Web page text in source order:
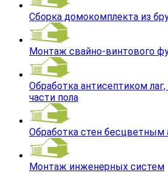
Сборка домокомплекта из
Монтаж свайно-винтового
Обработка антисептиком
части пола
Обработка стен бесцветным
Монтаж инженерных систем